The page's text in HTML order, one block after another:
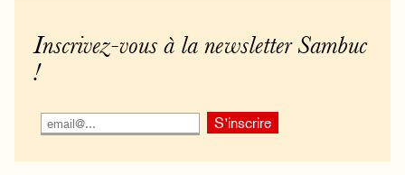
Inscrivez-vous à la newsletter Sambuc
!